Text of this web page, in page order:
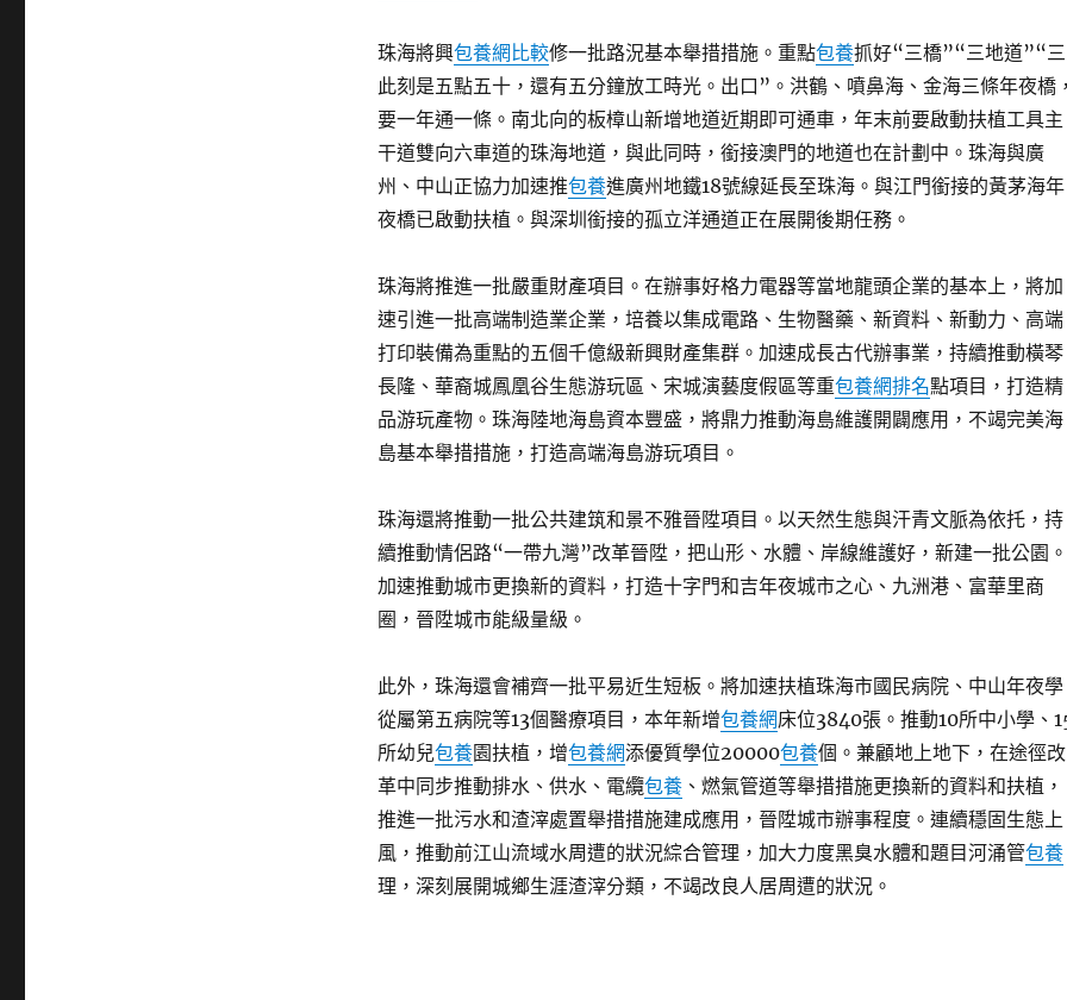
珠海將興包養網比較修一批路況基本舉措措施。重點包養抓好“三橋”“三地道”“三
此刻是五點五十，還有五分鐘放工時光。出口”。洪鶴、噴鼻海、金海三條年夜橋
要一年通一條。南北向的板樟山新增地道近期即可通車，年末前要啟動扶植工具主
干道雙向六車道的珠海地道，與此同時，銜接澳門的地道也在計劃中。珠海與廣
州、中山正協力加速推包養進廣州地鐵18號線延長至珠海。與江門銜接的黃茅海年
夜橋已啟動扶植。與深圳銜接的孤立洋通道正在展開後期任務。
珠海將推進一批嚴重財產項目。在辦事好格力電器等當地龍頭企業的基本上，將加
速引進一批高端制造業企業，培養以集成電路、生物醫藥、新資料、新動力、高端
打印裝備為重點的五個千億級新興財產集群。加速成長古代辦事業，持續推動橫琴
長隆、華裔城鳳凰谷生態游玩區、宋城演藝度假區等重包養網排名點項目，打造精
品游玩產物。珠海陸地海島資本豐盛，將鼎力推動海島維護開闢應用，不竭完美海
島基本舉措措施，打造高端海島游玩項目。
珠海還將推動一批公共建筑和景不雅晉陞項目。以天然生態與汗青文脈為依托，持
續推動情侶路“一帶九灣”改革晉陞，把山形、水體、岸線維護好，新建一批公園。
加速推動城市更換新的資料，打造十字門和吉年夜城市之心、九洲港、富華里商
圈，晉陞城市能級量級。
此外，珠海還會補齊一批平易近生短板。將加速扶植珠海市國民病院、中山年夜學
從屬第五病院等13個醫療項目，本年新增包養網床位3840張。推動10所中小學、
所幼兒包養園扶植，增包養網添優質學位20000包養個。兼顧地上地下，在途徑改
革中同步推動排水、供水、電纜包養、燃氣管道等舉措措施更換新的資料和扶植，
推進一批污水和渣滓處置舉措措施建成應用，晉陞城市辦事程度。連續穩固生態上
風，推動前江山流域水周遭的狀況綜合管理，加大力度黑臭水體和題目河涌管包養
理，深刻展開城鄉生涯渣滓分類，不竭改良人居周遭的狀況。